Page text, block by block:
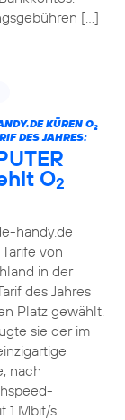
[…]
KÜREN O2
DES JAHRES:
O2
handy.de
von
in der
des Jahres
Platz gewählt.
sie der im
nach
1 Mbit/s